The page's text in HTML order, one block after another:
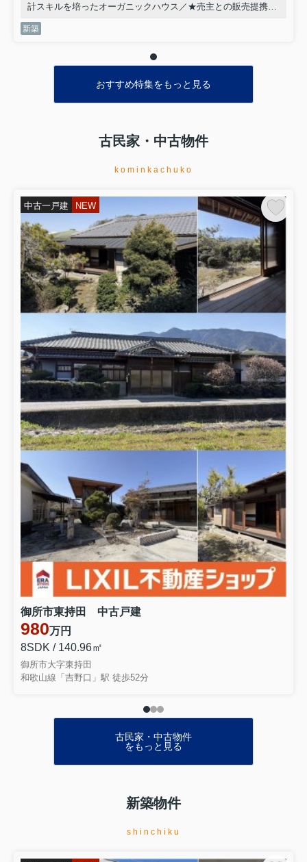
計スキルを培ったオーガニックハウス／★売主との販売提携物
情豊かな街並み★『坊城』駅徒歩７分と駅近★スーパーやドラ
動線」「見守り動線」と動線に特化した「家事ラク」設計♪特
新築
おすすめ特集をもっと見る
古民家・中古物件
kominkachuko
中古一戸建 NEW
御所市東持田 中古戸建
980万円
8SDK / 140.96㎡
御所市大字東持田
和歌山線「吉野口」駅 徒歩52分
古民家・中古物件
をもっと見る
新築物件
shinchiku